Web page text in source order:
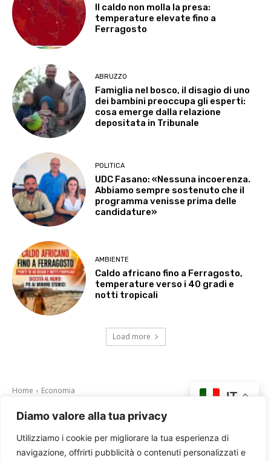
Diamo valore alla tua privacy
Utilizziamo i cookie per migliorare la tua esperienza di
navigazione, offrirti pubblicità o contenuti personalizzati e
Il caldo non molla la presa:
temperature elevate fino a
Ferragosto
ABRUZZO
Famiglia nel bosco, il disagio di uno
dei bambini preoccupa gli esperti:
cosa emerge dalla relazione
depositata in Tribunale
POLITICA
UDC Fasano: «Nessuna incoerenza.
Abbiamo sempre sostenuto che il
programma venisse prima delle
candidature»
AMBIENTE
Caldo africano fino a Ferragosto,
temperature verso i 40 gradi e
notti tropicali
Load more